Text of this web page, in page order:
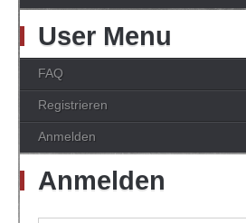
User Menu
FAQ
Registrieren
Anmelden
Anmelden